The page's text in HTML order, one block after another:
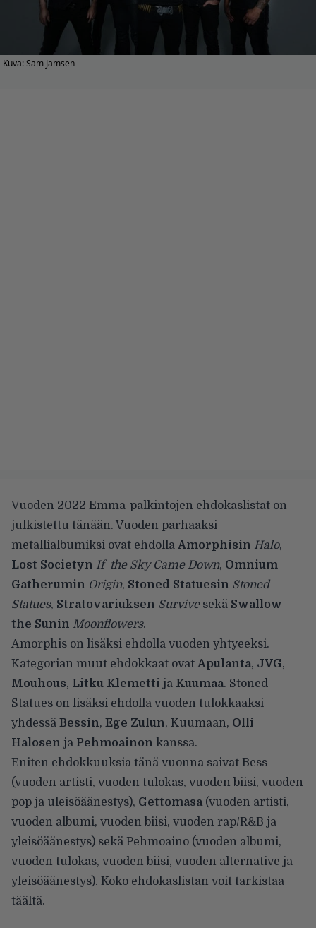
Kuva: Sam Jamsen
Vuoden 2022 Emma-palkintojen ehdokaslistat on
julkistettu tänään. Vuoden parhaaksi
metallialbumiksi ovat ehdolla Amorphisin Halo,
Lost Societyn If the Sky Came Down, Omnium
Gatherumin Origin, Stoned Statuesin Stoned
Statues, Stratovariuksen Survivesekä Swallow
the Sunin Moonflowers.
Amorphis on lisäksi ehdolla vuoden yhtyeeksi.
Kategorian muut ehdokkaat ovat Apulanta, JVG,
Mouhous, Litku Klemetti ja Kuumaa. Stoned
Statues on lisäksi ehdolla vuoden tulokkaaksi
yhdessä Bessin, Ege Zulun, Kuumaan, Olli
Halosen ja Pehmoainon kanssa.
Eniten ehdokkuuksia tänä vuonna saivat Bess
(vuoden artisti, vuoden tulokas, vuoden biisi, vuoden
pop ja uleisöäänestys), Gettomasa(vuoden artisti,
vuoden albumi, vuoden biisi, vuoden rap/R&B ja
yleisöäänestys) sekä Pehmoaino (vuoden albumi,
vuoden tulokas, vuoden biisi, vuoden alternative ja
yleisöäänestys). Koko ehdokaslistan voit tarkistaa
täältä.